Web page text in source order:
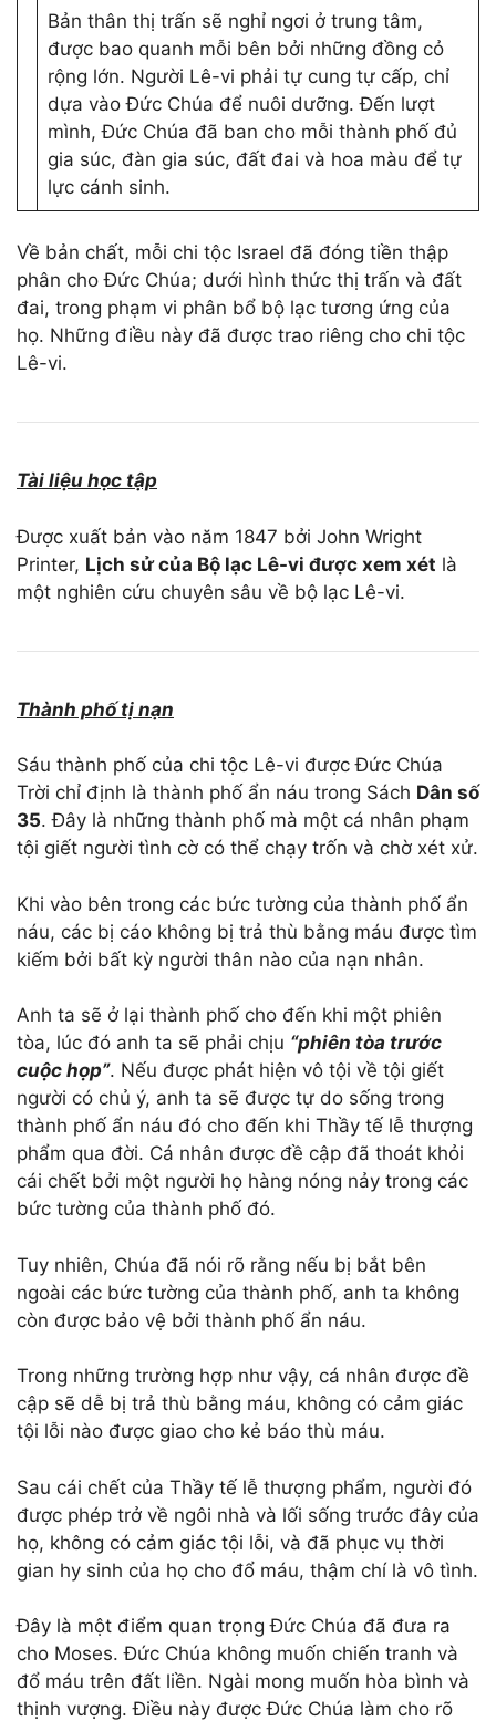
Bản thân thị trấn sẽ nghỉ ngơi ở trung tâm,
được bao quanh mỗi bên bởi những đồng cỏ
rộng lớn. Người Lê-vi phải tự cung tự cấp, chỉ
dựa vào Đức Chúa để nuôi dưỡng. Đến lượt
mình, Đức Chúa đã ban cho mỗi thành phố đủ
gia súc, đàn gia súc, đất đai và hoa màu để tự
lực cánh sinh.
Về bản chất, mỗi chi tộc Israel đã đóng tiền thập
phân cho Đức Chúa; dưới hình thức thị trấn và đất
đai, trong phạm vi phân bổ bộ lạc tương ứng của
họ. Những điều này đã được trao riêng cho chi tộc
Lê-vi.
Tài liệu học tập
Được xuất bản vào năm 1847 bởi John Wright
Printer, Lịch sử của Bộ lạc Lê-vi được xem xét là
một nghiên cứu chuyên sâu về bộ lạc Lê-vi.
Thành phố tị nạn
Sáu thành phố của chi tộc Lê-vi được Đức Chúa
Trời chỉ định là thành phố ẩn náu trong Sách Dân số
35. Đây là những thành phố mà một cá nhân phạm
tội giết người tình cờ có thể chạy trốn và chờ xét xử.
Khi vào bên trong các bức tường của thành phố ẩn
náu, các bị cáo không bị trả thù bằng máu được tìm
kiếm bởi bất kỳ người thân nào của nạn nhân.
Anh ta sẽ ở lại thành phố cho đến khi một phiên
tòa, lúc đó anh ta sẽ phải chịu “phiên tòa trước
cuộc họp”. Nếu được phát hiện vô tội về tội giết
người có chủ ý, anh ta sẽ được tự do sống trong
thành phố ẩn náu đó cho đến khi Thầy tế lễ thượng
phẩm qua đời. Cá nhân được đề cập đã thoát khỏi
cái chết bởi một người họ hàng nóng nảy trong các
bức tường của thành phố đó.
Tuy nhiên, Chúa đã nói rõ rằng nếu bị bắt bên
ngoài các bức tường của thành phố, anh ta không
còn được bảo vệ bởi thành phố ẩn náu.
Trong những trường hợp như vậy, cá nhân được đề
cập sẽ dễ bị trả thù bằng máu, không có cảm giác
tội lỗi nào được giao cho kẻ báo thù máu.
Sau cái chết của Thầy tế lễ thượng phẩm, người đó
được phép trở về ngôi nhà và lối sống trước đây của
họ, không có cảm giác tội lỗi, và đã phục vụ thời
gian hy sinh của họ cho đổ máu, thậm chí là vô tình.
Đây là một điểm quan trọng Đức Chúa đã đưa ra
cho Moses. Đức Chúa không muốn chiến tranh và
đổ máu trên đất liền. Ngài mong muốn hòa bình và
thịnh vượng. Điều này được Đức Chúa làm cho rõ